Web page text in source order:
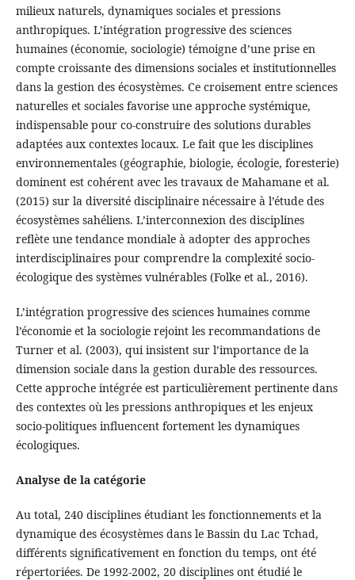
milieux naturels, dynamiques sociales et pressions
anthropiques. L’intégration progressive des sciences
humaines (économie, sociologie) témoigne d’une prise en
compte croissante des dimensions sociales et institutionnelles
dans la gestion des écosystèmes. Ce croisement entre sciences
naturelles et sociales favorise une approche systémique,
indispensable pour co-construire des solutions durables
adaptées aux contextes locaux. Le fait que les disciplines
environnementales (géographie, biologie, écologie, foresterie)
dominent est cohérent avec les travaux de Mahamane et al.
(2015) sur la diversité disciplinaire nécessaire à l’étude des
écosystèmes sahéliens. L’interconnexion des disciplines
reflète une tendance mondiale à adopter des approches
interdisciplinaires pour comprendre la complexité socio-
écologique des systèmes vulnérables (Folke et al., 2016).
L’intégration progressive des sciences humaines comme
l’économie et la sociologie rejoint les recommandations de
Turner et al. (2003), qui insistent sur l’importance de la
dimension sociale dans la gestion durable des ressources.
Cette approche intégrée est particulièrement pertinente dans
des contextes où les pressions anthropiques et les enjeux
socio-politiques influencent fortement les dynamiques
écologiques.
Analyse de la catégorie
Au total, 240 disciplines étudiant les fonctionnements et la
dynamique des écosystèmes dans le Bassin du Lac Tchad,
différents significativement en fonction du temps, ont été
répertoriées. De 1992-2002, 20 disciplines ont étudié le